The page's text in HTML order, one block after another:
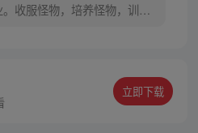
收服怪物，培养怪物，训练
龙。 每周三、六更新 立即下载